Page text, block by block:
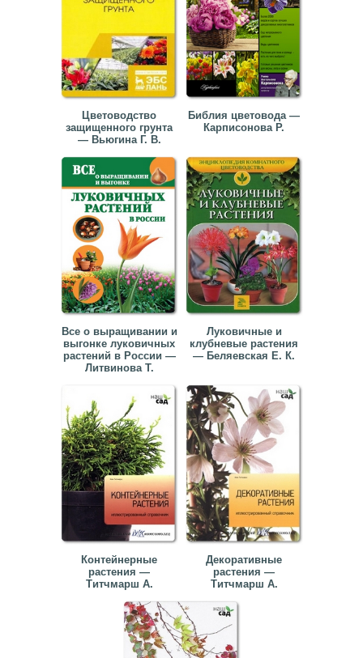
Цветоводство
защищенного грунта
— Вьюгина Г. В.
Библия цветовода —
Карписонова Р.
Все о выращивании и
выгонке луковичных
растений в России —
Литвинова Т.
Луковичные и
клубневые растения
— Беляевская Е. К.
Контейнерные
растения —
Титчмарш А.
Декоративные
растения —
Титчмарш А.